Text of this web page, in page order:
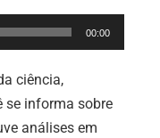
00:00
ciência,
se informa sobre
análises em